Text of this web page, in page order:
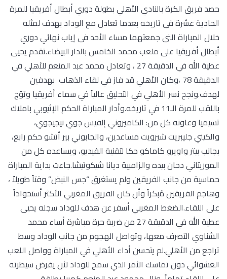
حصد فريق الكرة بالنادي الأهلي بطولة دوري أبطال أفريقيا للمرة
الحادية عشرة فى تاريخه بعدما تعادل مع الوداد بهدف لمثله
خلال المباراة التى جمعتهما مساء الأحد فى إياب نهائي دوري
أبطال أفريقيا على ملعب محمد الخامس بالدار البيضاء.تقدم يحيى
عطية الله في الدقيقة 27 ، وتعادل محمد عبد المنعم للأهلي في
الدقيقة 78 ،وكان الأهلي قد فاز في لقاء الذهاب بهدفين
لهدف.ونجح نسر الأهلي في التحليق عالياً في سماء أفريقيا وتوّج
باللقب للمرة الـ11 في تاريخه.وأدار المباراة الحكم الإثيوبي باملاك
تسيميا وعاونه كل من: الكاميروني إلفيس جوي نيجيجوي،
والكيني جليبريت شيرويت مساعدين، والجابوني بير أتشو حكم رابع،
بجانب بيتر واويرو كاماكو حكا لتقنية الفيديو، ويساعده كل من
الموريتاني دحان بيده والزامبية ديانا شيكوتيشا.جاءت بداية المباراة
حماسية من جانب الفريقين ولم يستغرق “جس النبض” وقتاً طويلاً ،
وهاجم الفريقين مُبكراً وأن كان الفريق المغربي الأكثر أستحواذاً
على اللقاء.الضغط المغربي أسفر عن هدف للوداد سجله يحيى
عطية الله في الدقيقة 27 من ضربة حرة مباشرة أساء محمد
الشناوي التصرف معها، وتواصل الهجوم من جانب الوداد وسط
تراجع من الأهلي.لم يتحسن أداء الأهلي في المباراة وواصل اللعب
العشوائي دون تماسك الأمر الذي سمح للوداد لأن يفرض سيطرته